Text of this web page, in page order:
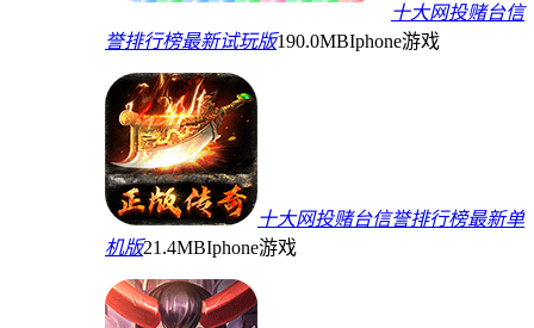
十大网投赌台信
誉排行榜最新试玩版190.0MBIphone游戏
十大网投赌台信誉排行榜最新单
机版21.4MBIphone游戏